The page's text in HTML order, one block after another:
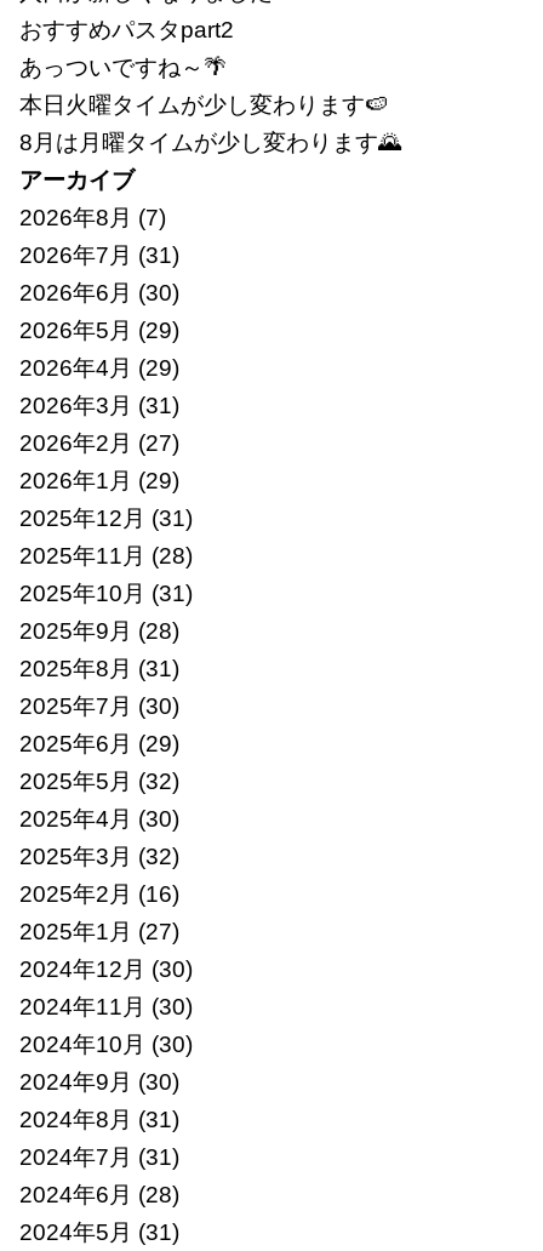
おすすめパスタpart2
あっついですね～🌴
本日火曜タイムが少し変わります🍉
8月は月曜タイムが少し変わります🌄
アーカイブ
2026年8月 (7)
2026年7月 (31)
2026年6月 (30)
2026年5月 (29)
2026年4月 (29)
2026年3月 (31)
2026年2月 (27)
2026年1月 (29)
2025年12月 (31)
2025年11月 (28)
2025年10月 (31)
2025年9月 (28)
2025年8月 (31)
2025年7月 (30)
2025年6月 (29)
2025年5月 (32)
2025年4月 (30)
2025年3月 (32)
2025年2月 (16)
2025年1月 (27)
2024年12月 (30)
2024年11月 (30)
2024年10月 (30)
2024年9月 (30)
2024年8月 (31)
2024年7月 (31)
2024年6月 (28)
2024年5月 (31)